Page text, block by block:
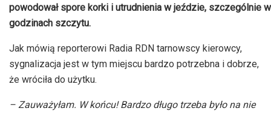
powodował spore korki i utrudnienia w jeździe, szczególnie w
godzinach szczytu.
Jak mówią reporterowi Radia RDN tarnowscy kierowcy,
sygnalizacja jest w tym miejscu bardzo potrzebna i dobrze,
że wróciła do użytku.
– Zauważyłam. W końcu! Bardzo długo trzeba było na nie